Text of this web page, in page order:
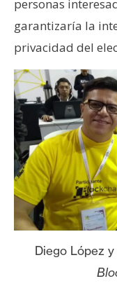
personas
garantizaría la
privacidad del
Diego López